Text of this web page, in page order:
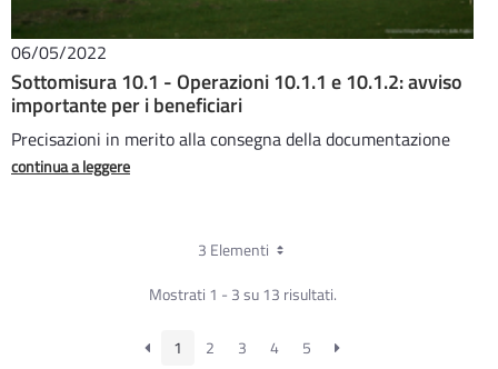
06/05/2022
Sottomisura 10.1 - Operazioni 10.1.1 e 10.1.2: avviso
importante per i beneficiari
Precisazioni in merito alla consegna della documentazione
continua a leggere
3 Elementi
Mostrati 1 - 3 su 13 risultati.
1 2 3 4 5